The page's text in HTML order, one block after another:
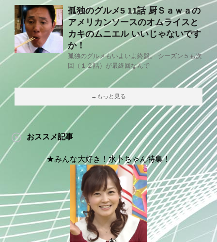
孤独のグルメ5 11話 厨Ｓａｗａの
アメリカンソースのオムライスと
カキのムニエル いいじゃないです
か！
孤独のグルメもいよいよ終盤。 シーズン５も次
回（１２話）が最終回なんで
→もっと見る
おススメ記事
★みんな大好き！水卜ちゃん特集！